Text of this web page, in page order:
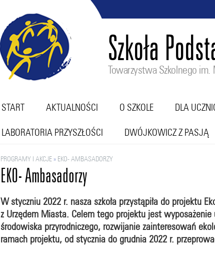
Szkoła
Towarzystwa Szkolnego im.
START AKTUALNOŚCI O SZKOLE DLA
LABORATORIA PRZYSZŁOŚCI DWÓJKOWICZ Z PASJĄ
EKO- Ambasadorzy
PROGRAMY I AKCJE» EKO- AMBASADORZY
W styczniu 2022 r. nasza szkoła przystąpiła do projektu
z Urzędem Miasta. Celem tego projektu jest
środowiska przyrodniczego, rozwijanie zainteresowań
ramach projektu, od stycznia do grudnia 2022 r.